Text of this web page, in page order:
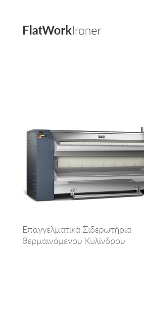
FlatWorkIroner
Επαγγελματικά Σιδερωτήρια
θερμαινόμενου Κυλίνδρου